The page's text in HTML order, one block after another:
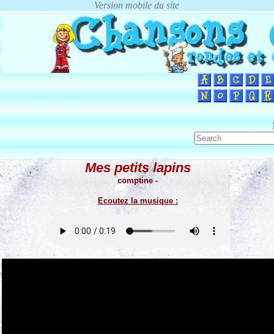
Mes petits lapins
comptine -
Ecoutez la musique :